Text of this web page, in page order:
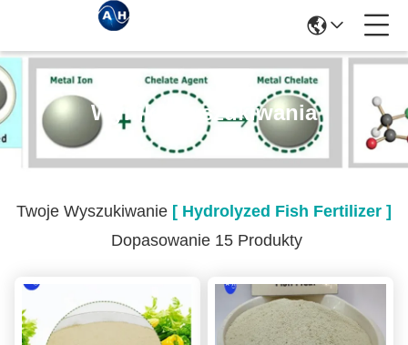
Wyniki Wyszukiwania
Twoje Wyszukiwanie [ Hydrolyzed Fish Fertilizer ]
Dopasowanie 15 Produkty